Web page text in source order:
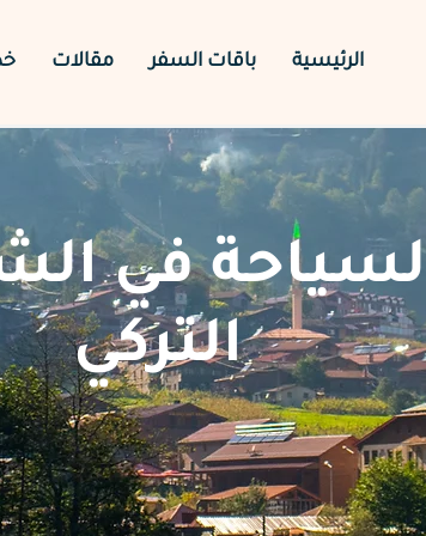
مقالات باقات السفر الرئيسية
في
التركي